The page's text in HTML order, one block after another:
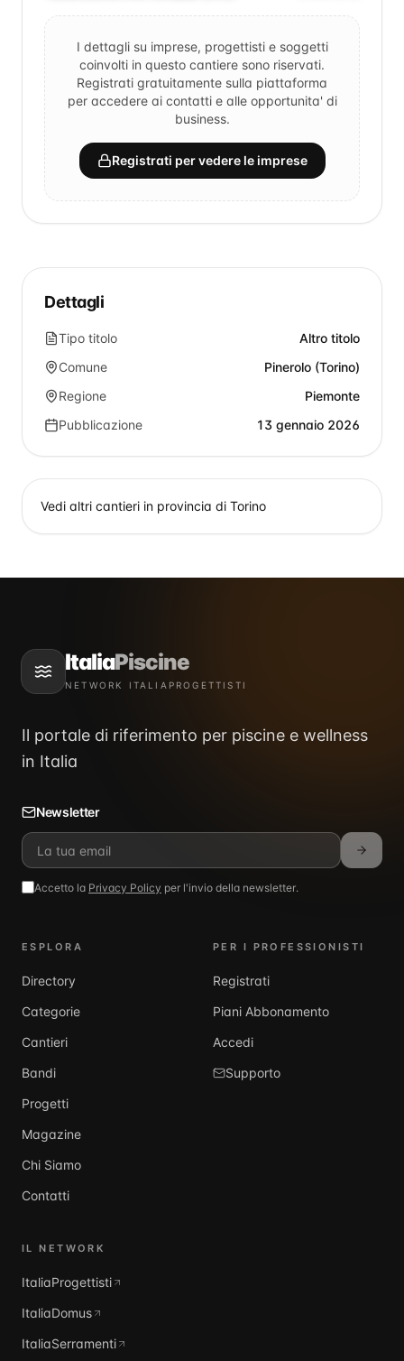
I dettagli su imprese, progettisti e soggetti
coinvolti in questo cantiere sono riservati.
Registrati gratuitamente sulla piattaforma
per accedere ai contatti e alle opportunita' di
business.
Registrati per vedere le imprese
Dettagli
Tipo titolo
Altro titolo
Comune
Pinerolo (Torino)
Regione
Piemonte
Pubblicazione
13 gennaio 2026
Vedi altri cantieri in provincia di Torino
ItaliaPiscine
NETWORK ITALIAPROGETTISTI
Il portale di riferimento per piscine e wellness
in Italia
Newsletter
Accetto la Privacy Policy per l'invio della newsletter.
ESPLORA
Directory
Categorie
Cantieri
Bandi
Progetti
Magazine
Chi Siamo
Contatti
PER I PROFESSIONISTI
Registrati
Piani Abbonamento
Accedi
Supporto
IL NETWORK
ItaliaProgettisti
ItaliaDomus
ItaliaSerramenti